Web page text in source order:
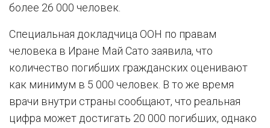
более 26 000 человек.
Специальная докладчица ООН по правам
человека в Иране Май Сато заявила, что
количество погибших гражданских оценивают
как минимум в 5 000 человек. В то же время
врачи внутри страны сообщают, что реальная
цифра может достигать 20 000 погибших, однако